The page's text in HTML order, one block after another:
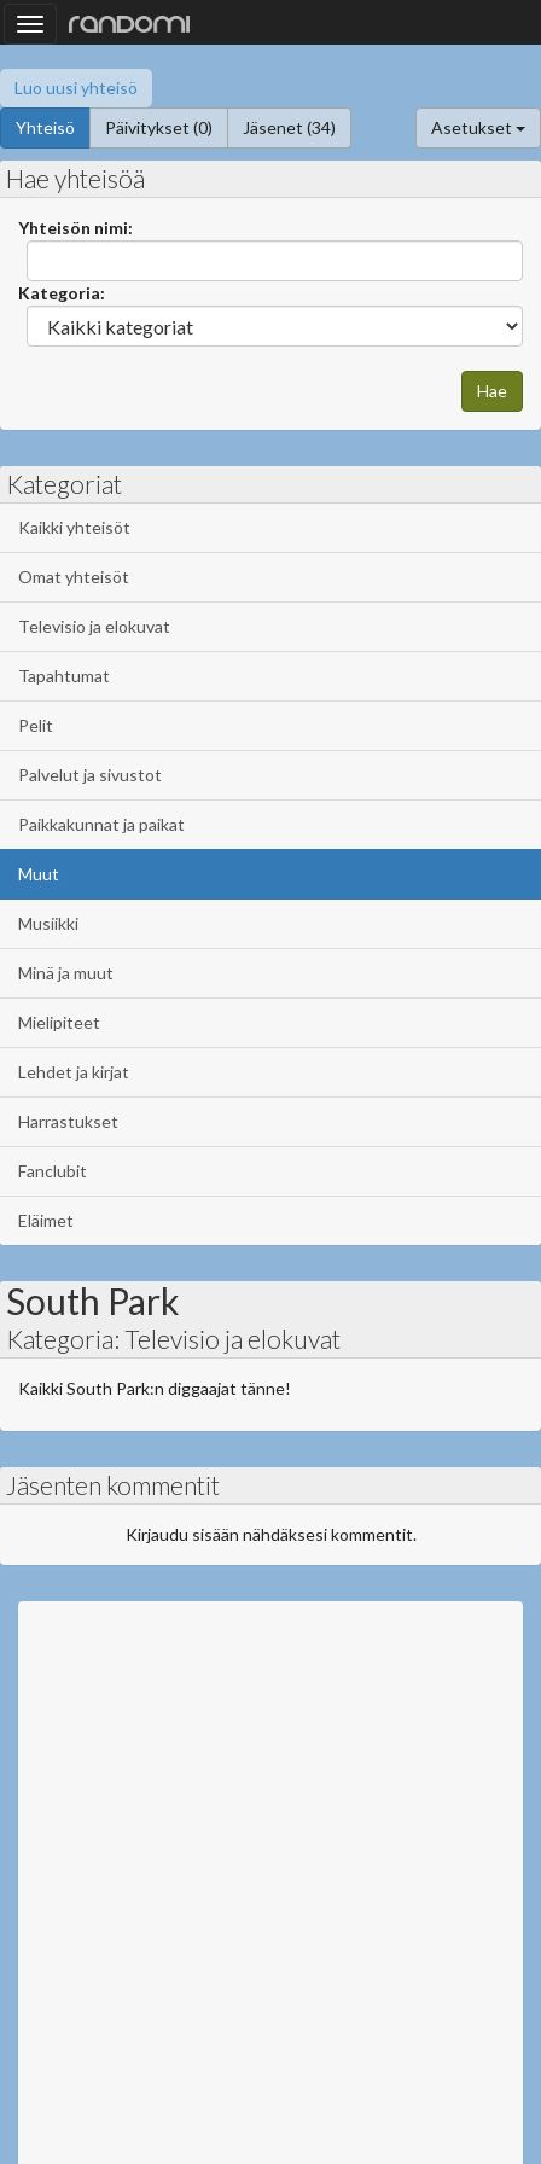
Toggle
navigation
Luo uusi yhteisö
Yhteisö
Päivitykset (0) Jäsenet (34) Asetukset
Hae yhteisöä
Yhteisön nimi:
Kategoria:
Kategoriat
Kaikki yhteisöt
Omat yhteisöt
Televisio ja elokuvat
Tapahtumat
Pelit
Palvelut ja sivustot
Paikkakunnat ja paikat
Muut
Musiikki
Minä ja muut
Mielipiteet
Lehdet ja kirjat
Harrastukset
Fanclubit
Eläimet
South Park
Kategoria: Televisio ja elokuvat
Kaikki South Park:n diggaajat tänne!
Jäsenten kommentit
Kirjaudu sisään nähdäksesi kommentit.